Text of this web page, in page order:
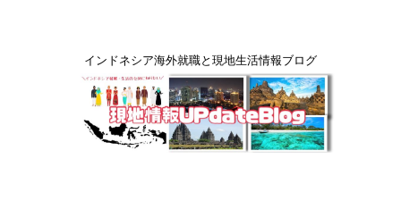
インドネシア海外就職と現地生活情報ブログ